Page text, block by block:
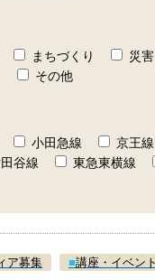
まちづくり 災
その他
小田急線 京王線
谷線
東急東横線
ア募集 ■講座・イベント